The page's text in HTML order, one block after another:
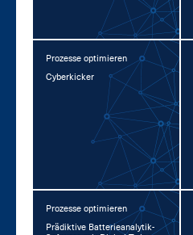
Prozesse optimieren
Cy­ber­ki­cker
Prozesse optimieren
Prä­dik­ti­ve Bat­te­rie­ana­ly­tik-